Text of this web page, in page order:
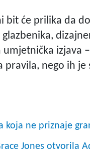
bit će prilika da
umjetnička
pravila, nego ih
koja ne priznaje
Jones otvorila